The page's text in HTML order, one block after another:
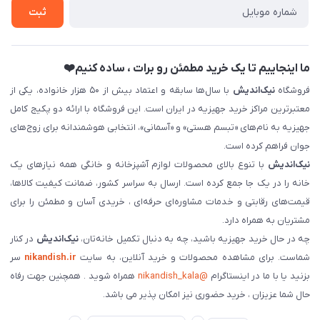
ثبت
ما اینجاییم تا یک خرید مطمئن رو برات ، ساده کنیم❤️
فروشگاهنیک‌اندیش
با سال‌ها سابقه و اعتماد بیش از ۵۰ هزار خانواده، یکی از
معتبرترین مراکز خرید جهیزیه در ایران است. این فروشگاه با ارائه دو پکیج کامل
جهیزیه به نام‌های «تبسم هستی» و «آسمانی»، انتخابی هوشمندانه برای زوج‌های
جوان فراهم کرده است.
نیک‌اندیش با تنوع بالای محصولات لوازم آشپزخانه و خانگی همه نیازهای یک
خانه را در یک جا جمع کرده است. ارسال به سراسر کشور، ضمانت کیفیت کالاها،
قیمت‌های رقابتی و خدمات مشاوره‌ای حرفه‌ای ، خریدی آسان و مطمئن را برای
مشتریان به همراه دارد.
چه در حال خرید جهیزیه باشید، چه به دنبال تکمیل خانه‌تان،نیک‌اندیش در کنار
شماست. برای مشاهده محصولات و خرید آنلاین، به سایت nikandish.ir سر
بزنید یا با ما در اینستاگرام @nikandish_kala
همراه شوید . همچنین جهت رفاه
حال شما عزیزان ، خرید حضوری نیز امکان پذیر می باشد.